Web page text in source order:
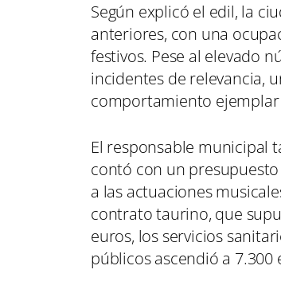
Según explicó el edil, la
anteriores, con una
festivos. Pese al elevado
incidentes de relevancia,
comportamiento ejemplar
El responsable municipal
contó con un
a las actuaciones
contrato taurino, que
euros, los servicios
públicos ascendió a 7.300